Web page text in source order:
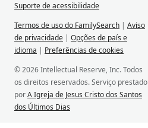
Suporte de acessibilidade
Termos de uso do FamilySearch | Aviso
de privacidade | Opções de país e
idioma | Preferências de cookies
© 2026 Intellectual Reserve, Inc. Todos
os direitos reservados. Serviço prestado
porA Igreja de Jesus Cristo dos Santos
dos Últimos Dias